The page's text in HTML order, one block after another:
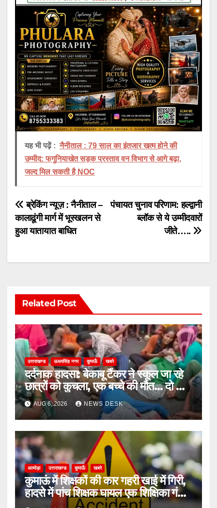
यह भी पढ़ें : नैनीताल : 79 साल का इंतजार खत्म होने की
उम्मीद: फगुनियाखेत सड़क प्रस्ताव वन विभाग से आगे बढ़ा,
जल्द मिल सकती है NOC
Post
navigation
पंचायत चुनाव परिणाम: हल्द्वानी
ब्लॉक से ये उम्मीदवारों
जीते…..
ब्रेकिंग न्यूज़ : नैनीताल –
कालाढूंगी मार्ग में भूस्खलन से
हुआ यातायात बाधित
Related Post
उत्तराखण्ड ऊधमसिंह नगर कुमाऊँ खबरे
दर्दनाक हादसा: बेकाबू टैंकर ने स्कूल जा रहे
छात्रों को कुचला, एक बच्चे की मौत… दो की
हालत गंभीर
AUG 6, 2026 NEWS DESK
अल्मोड़ा उत्तराखण्ड कुमाऊँ खबरे
कुमाऊं में शिक्षकों की कार गहरी खाई में गिरी,
हादसे में पांच शिक्षक घायल एक शिक्षिका गंभीर
घायल